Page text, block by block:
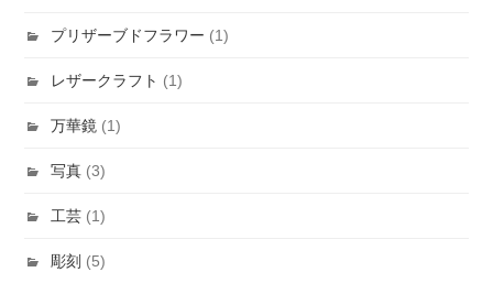
プリザーブドフラワー (1)
レザークラフト (1)
万華鏡 (1)
写真 (3)
工芸 (1)
彫刻 (5)